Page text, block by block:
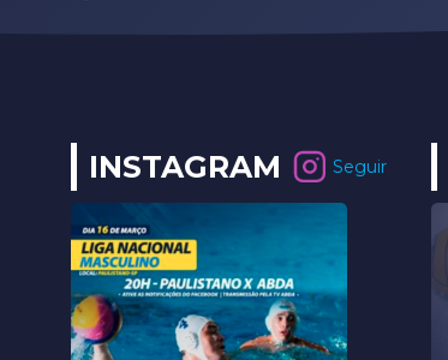
INSTAGRAM Seguir